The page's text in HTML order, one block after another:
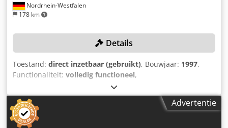
Nordrhein-Westfalen
178 km
Details
Toestand: direct inzetbaar (gebruikt), Bouwjaar: 1997,
Functionaliteit: volledig functioneel,
UWID/5000/97
slijpspindelsnelheid:10.000 rpm, aanvoersnelheid X-as:20
m/min, voeringssnelheid Y-as:
voedingssnelheid Z-as:
Advertentie